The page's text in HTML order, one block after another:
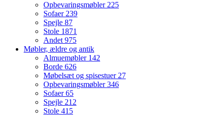
Opbevaringsmøbler 225
Sofaer 239
Spejle 87
Stole 1871
Andet 975
Møbler, ældre og antik
Almuemøbler 142
Borde 626
Møbelsæt og spisestuer 27
Opbevaringsmøbler346
Sofaer65
Spejle 212
Stole 415